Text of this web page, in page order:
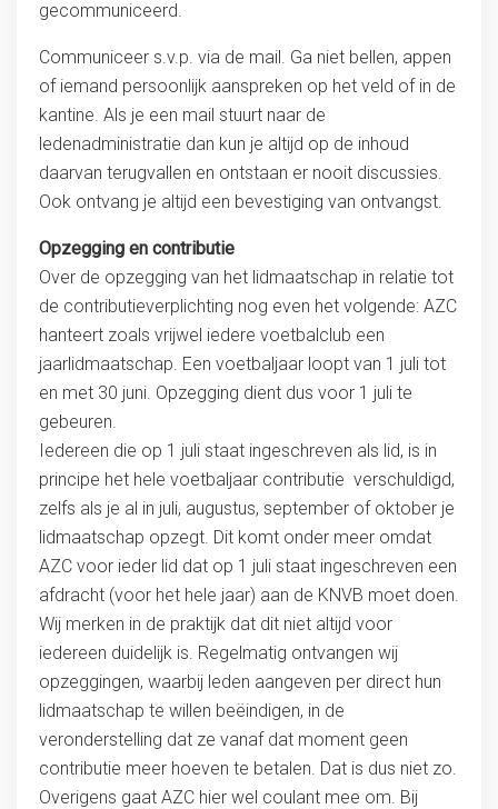
gecommuniceerd.
Communiceer s.v.p. via de mail. Ga niet bellen, appen
of iemand persoonlijk aanspreken op het veld of in de
kantine. Als je een mail stuurt naar de
ledenadministratie dan kun je altijd op de inhoud
daarvan terugvallen en ontstaan er nooit discussies.
Ook ontvang je altijd een bevestiging van ontvangst.
Opzegging en contributie
Over de opzegging van het lidmaatschap in relatie tot
de contributieverplichting nog even het volgende: AZC
hanteert zoals vrijwel iedere voetbalclub een
jaarlidmaatschap. Een voetbaljaar loopt van 1 juli tot
en met 30 juni. Opzegging dient dus voor 1 juli te
gebeuren.
Iedereen die op 1 juli staat ingeschreven als lid, is in
principe het hele voetbaljaar contributie verschuldigd,
zelfs als je al in juli, augustus, september of oktober je
lidmaatschap opzegt. Dit komt onder meer omdat
AZC voor ieder lid dat op 1 juli staat ingeschreven een
afdracht (voor het hele jaar) aan de KNVB moet doen.
Wij merken in de praktijk dat dit niet altijd voor
iedereen duidelijk is. Regelmatig ontvangen wij
opzeggingen, waarbij leden aangeven per direct hun
lidmaatschap te willen beëindigen, in de
veronderstelling dat ze vanaf dat moment geen
contributie meer hoeven te betalen. Dat is dus niet zo.
Overigens gaat AZC hier wel coulant mee om. Bij